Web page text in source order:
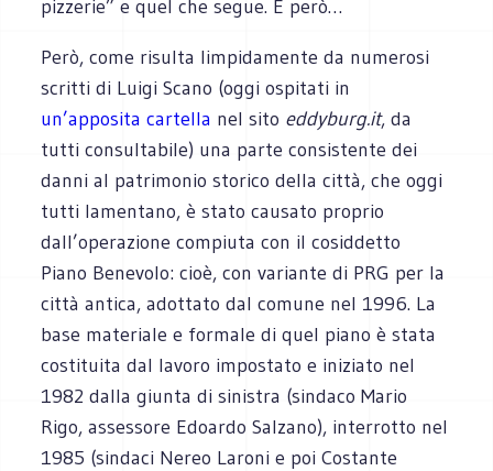
pizzerie” e quel che segue. E però…
Però, come risulta limpidamente da numerosi
scritti di Luigi Scano (oggi ospitati in
un’apposita cartella nel sito eddyburg.it, da
tutti consultabile) una parte consistente dei
danni al patrimonio storico della città, che oggi
tutti lamentano, è stato causato proprio
dall’operazione compiuta con il cosiddetto
Piano Benevolo: cioè, con variante di PRG per la
città antica, adottato dal comune nel 1996. La
base materiale e formale di quel piano è stata
costituita dal lavoro impostato e iniziato nel
1982 dalla giunta di sinistra (sindaco Mario
Rigo, assessore Edoardo Salzano), interrotto nel
1985 (sindaci Nereo Laroni e poi Costante